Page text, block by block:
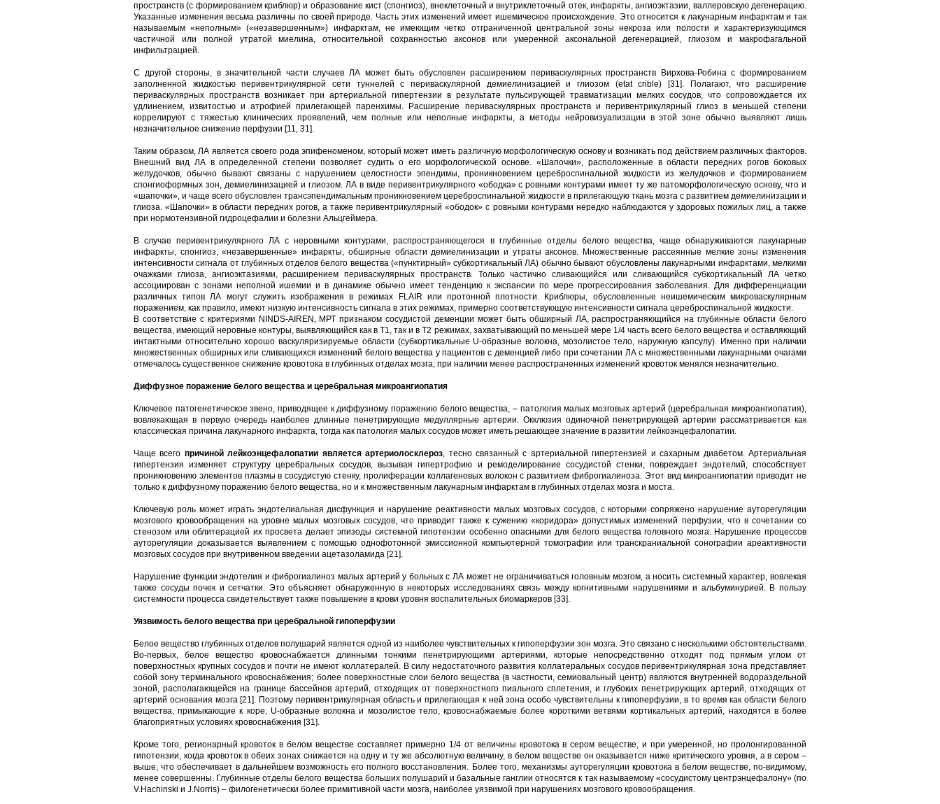
пространств (с формированием криблюр) и образование кист (спонгиоз), внеклеточный и внутриклеточный отек, инфаркты, ангиоэктазии, валлеровскую дегенерацию.
Указанные изменения весьма различны по своей природе. Часть этих изменений имеет ишемическое происхождение. Это относится к лакунарным инфарктам и так
называемым «неполным» («незавершенным») инфарктам, не имеющим четко отграниченной центральной зоны некроза или полости и характеризующимся
частичной или полной утратой миелина, относительной сохранностью аксонов или умеренной аксональной дегенерацией, глиозом и макрофагальной
инфильтрацией.
С другой стороны, в значительной части случаев ЛА может быть обусловлен расширением периваскулярных пространств Вирхова-Робина с формированием
заполненной жидкостью перивентрикулярной сети туннелей с периваскулярной демиелинизацией и глиозом (etat crible) [31]. Полагают, что расширение
периваскулярных пространств возникает при артериальной гипертензии в результате пульсирующей травматизации мелких сосудов, что сопровождается их
удлинением, извитостью и атрофией прилегающей паренхимы. Расширение периваскулярных пространств и перивентрикулярный глиоз в меньшей степени
коррелируют с тяжестью клинических проявлений, чем полные или неполные инфаркты, а методы нейровизуализации в этой зоне обычно выявляют лишь
незначительное снижение перфузии [11, 31].
Таким образом, ЛА является своего рода эпифеноменом, который может иметь различную морфологическую основу и возникать под действием различных факторов.
Внешний вид ЛА в определенной степени позволяет судить о его морфологической основе. «Шапочки», расположенные в области передних рогов боковых
желудочков, обычно бывают связаны с нарушением целостности эпендимы, проникновением цереброспинальной жидкости из желудочков и формированием
спонгиоформных зон, демиелинизацией и глиозом. ЛА в виде перивентрикулярного «ободка» с ровными контурами имеет ту же патоморфологическую основу, что и
«шапочки», и чаще всего обусловлен трансэпендимальным проникновением цереброспинальной жидкости в прилегающую ткань мозга с развитием демиелинизации и
глиоза. «Шапочки» в области передних рогов, а также перивентрикулярный «ободок» с ровными контурами нередко наблюдаются у здоровых пожилых лиц, а также
при нормотензивной гидроцефалии и болезни Альцгеймера.
В случае перивентрикулярного ЛА с неровными контурами, распространяющегося в глубинные отделы белого вещества, чаще обнаруживаются лакунарные
инфаркты, спонгиоз, «незавершенные» инфаркты, обширные области демиелинизации и утраты аксонов. Множественные рассеянные мелкие зоны изменения
интенсивности сигнала от глубинных отделов белого вещества («пунктирный» субкортикальный ЛА) обычно бывают обусловлены лакунарными инфарктами, мелкими
очажками глиоза, ангиоэктазиями, расширением периваскулярных пространств. Только частично сливающийся или сливающийся субкортикальный ЛА четко
ассоциирован с зонами неполной ишемии и в динамике обычно имеет тенденцию к экспансии по мере прогрессирования заболевания. Для дифференциации
различных типов ЛА могут служить изображения в режимах FLAIR или протонной плотности. Криблюры, обусловленные неишемическим микроваскулярным
поражением, как правило, имеют низкую интенсивность сигнала в этих режимах, примерно соответствующую интенсивности сигнала цереброспинальной жидкости.
В соответствие с критериями NINDS-AIREN, МРТ признаком сосудистой деменции может быть обширный ЛА, распространяющийся на глубинные области белого
вещества, имеющий неровные контуры, выявляющийся как в Т1, так и в Т2 режимах, захватывающий по меньшей мере 1/4 часть всего белого вещества и оставляющий
интактными относительно хорошо васкуляризируемые области (субкортикальные U-образные волокна, мозолистое тело, наружную капсулу). Именно при наличии
множественных обширных или сливающихся изменений белого вещества у пациентов с деменцией либо при сочетании ЛА с множественными лакунарными очагами
отмечалось существенное снижение кровотока в глубинных отделах мозга; при наличии менее распространенных изменений кровоток менялся незначительно.
Диффузное поражение белого вещества и церебральная микроангиопатия
Ключевое патогенетическое звено, приводящее к диффузному поражению белого вещества, – патология малых мозговых артерий (церебральная микроангиопатия),
вовлекающая в первую очередь наиболее длинные пенетрирующие медуллярные артерии. Окклюзия одиночной пенетрирующей артерии рассматривается как
классическая причина лакунарного инфаркта, тогда как патология малых сосудов может иметь решающее значение в развитии лейкоэнцефалопатии.
Чаще всего причиной лейкоэнцефалопатии является артериолосклероз, тесно связанный с артериальной гипертензией и сахарным диабетом. Артериальная
гипертензия изменяет структуру церебральных сосудов, вызывая гипертрофию и ремоделирование сосудистой стенки, повреждает эндотелий, способствует
проникновению элементов плазмы в сосудистую стенку, пролиферации коллагеновых волокон с развитием фиброгиалиноза. Этот вид микроангиопатии приводит не
только к диффузному поражению белого вещества, но и к множественным лакунарным инфарктам в глубинных отделах мозга и моста.
Ключевую роль может играть эндотелиальная дисфункция и нарушение реактивности малых мозговых сосудов, с которыми сопряжено нарушение ауторегуляции
мозгового кровообращения на уровне малых мозговых сосудов, что приводит также к сужению «коридора» допустимых изменений перфузии, что в сочетании со
стенозом или облитерацией их просвета делает эпизоды системной гипотензии особенно опасными для белого вещества головного мозга. Нарушение процессов
ауторегуляции доказывается выявлением с помощью однофотонной эмиссионной компьютерной томографии или транскраниальной сонографии ареактивности
мозговых сосудов при внутривенном введении ацетазоламида [21].
Нарушение функции эндотелия и фиброгиалиноз малых артерий у больных с ЛА может не ограничиваться головным мозгом, а носить системный характер, вовлекая
также сосуды почек и сетчатки. Это объясняет обнаруженную в некоторых исследованиях связь между когнитивными нарушениями и альбуминурией. В пользу
системности процесса свидетельствует также повышение в крови уровня воспалительных биомаркеров [33].
Уязвимость белого вещества при церебральной гипоперфузии
Белое вещество глубинных отделов полушарий является одной из наиболее чувствительных к гипоперфузии зон мозга. Это связано с несколькими обстоятельствами.
Во-первых, белое вещество кровоснабжается длинными тонкими пенетрирующими артериями, которые непосредственно отходят под прямым углом от
поверхностных крупных сосудов и почти не имеют коллатералей. В силу недостаточного развития коллатеральных сосудов перивентрикулярная зона представляет
собой зону терминального кровоснабжения; более поверхностные слои белого вещества (в частности, семиовальный центр) являются внутренней водораздельной
зоной, располагающейся на границе бассейнов артерий, отходящих от поверхностного пиального сплетения, и глубоких пенетрирующих артерий, отходящих от
артерий основания мозга [21]. Поэтому перивентрикулярная область и прилегающая к ней зона особо чувствительны к гипоперфузии, в то время как области белого
вещества, примыкающие к коре, U-образные волокна и мозолистое тело, кровоснабжаемые более короткими ветвями кортикальных артерий, находятся в более
благоприятных условиях кровоснабжения [31].
Кроме того, регионарный кровоток в белом веществе составляет примерно 1/4 от величины кровотока в сером веществе, и при умеренной, но пролонгированной
гипотензии, когда кровоток в обеих зонах снижается на одну и ту же абсолютную величину, в белом веществе он оказывается ниже критического уровня, а в сером –
выше, что обеспечивает в дальнейшем возможность его полного восстановления. Более того, механизмы ауторегуляции кровотока в белом веществе, по-видимому,
менее совершенны. Глубинные отделы белого вещества больших полушарий и базальные ганглии относятся к так называемому «сосудистому центрэнцефалону» (по
V.Hachinski и J.Norris) – филогенетически более примитивной части мозга, наиболее уязвимой при нарушениях мозгового кровообращения.